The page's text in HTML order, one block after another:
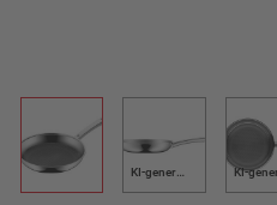
KI-generiert